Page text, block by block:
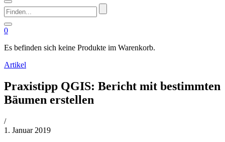
Finden...
0
Es befinden sich keine Produkte im Warenkorb.
Artikel
Praxistipp QGIS: Bericht mit bestimmten
Bäumen erstellen
von
Philipp
/
1. Januar 2019